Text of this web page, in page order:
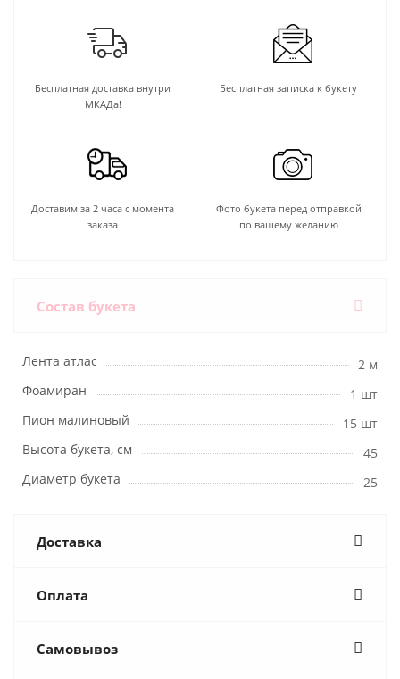
Бесплатная доставка внутри
МКАДа!
Бесплатная записка к букету
Доставим за 2 часа с момента
заказа
Фото букета перед отправкой
по вашему желанию
Состав букета
Лента атлас
2 м
Фоамиран
1 шт
Пион малиновый
15 шт
Высота букета, см
45
Диаметр букета
25
Доставка
Оплата
Самовывоз